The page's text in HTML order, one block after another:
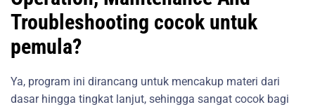
Troubleshooting cocok untuk
pemula?
Ya, program ini dirancang untuk mencakup materi dari
dasar hingga tingkat lanjut, sehingga sangat cocok bagi